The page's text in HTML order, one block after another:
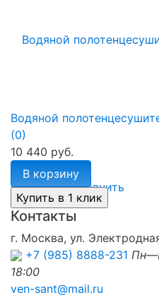
избранное сравнить
Водяной
(0)
10 440 руб.
В корзину
Контакты
г. Москва, ул.
+7 (985) 8888-231
18:00
ven-sant@mail.ru